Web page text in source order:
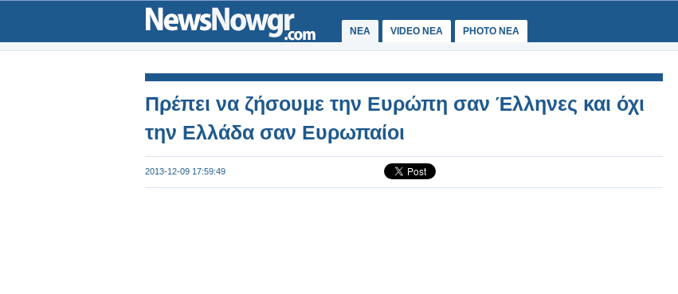
ΝΕΑ VIDEO NEA PHOTO NEA
Πρέπει να ζήσουμε την Ευρώπη σαν Έλληνες και όχι
την Ελλάδα σαν Ευρωπαίοι
2013-12-09 17:59:49